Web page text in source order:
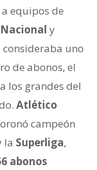
equipos de
y
consideraba uno
de abonos, el
los grandes del
Atlético
campeón
la Superliga,
abonos